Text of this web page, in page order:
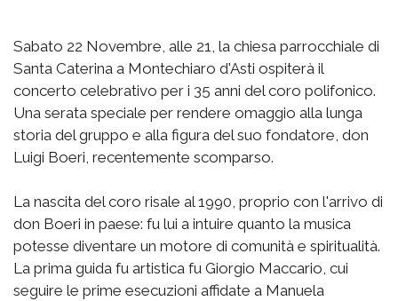
Sabato 22 Novembre, alle 21, la chiesa parrocchiale di
Santa Caterina a Montechiaro d'Asti ospiterà il
concerto celebrativo per i 35 anni del coro polifonico.
Una serata speciale per rendere omaggio alla lunga
storia del gruppo e alla figura del suo fondatore, don
Luigi Boeri, recentemente scomparso.
La nascita del coro risale al 1990, proprio con l'arrivo di
don Boeri in paese: fu lui a intuire quanto la musica
potesse diventare un motore di comunità e spiritualità.
La prima guida fu artistica fu Giorgio Maccario, cui
seguire le prime esecuzioni affidate a Manuela